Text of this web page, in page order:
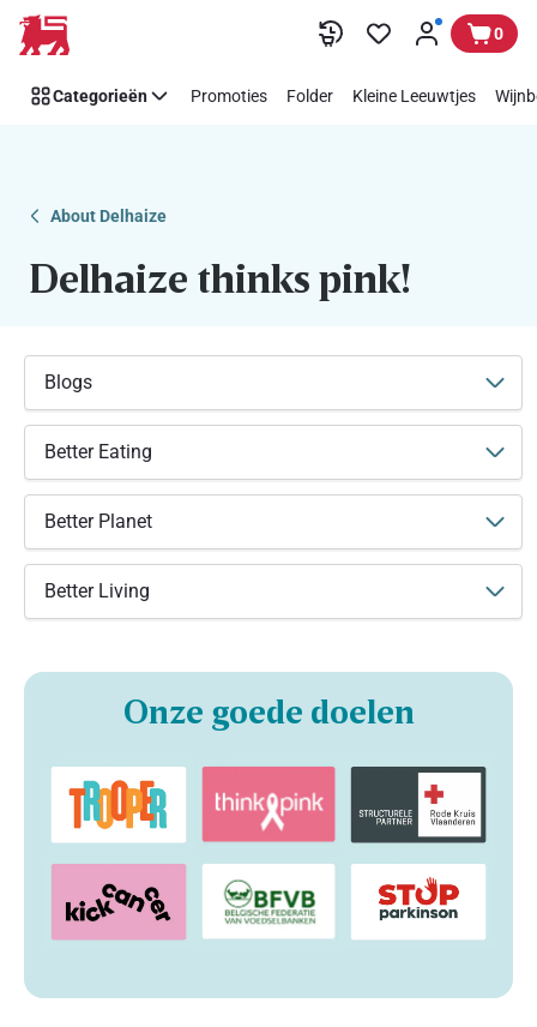
Overslaan
Makkelijk
Think
steunen
0
Categorieën Promoties Folder Kleine Leeuwtjes
About Delhaize
Delhaize thinks pink!
Blogs
Better Eating
Better Planet
Better Living
Onze goede doelen